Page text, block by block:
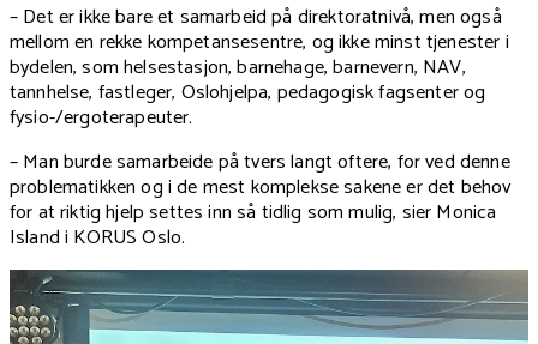
– Det er ikke bare et samarbeid på direktoratnivå, men også
mellom en rekke kompetansesentre, og ikke minst tjenester i
bydelen, som helsestasjon, barnehage, barnevern, NAV,
tannhelse, fastleger, Oslohjelpa, pedagogisk fagsenter og
fysio-/ergoterapeuter.
– Man burde samarbeide på tvers langt oftere, for ved denne
problematikken og i de mest komplekse sakene er det behov
for at riktig hjelp settes inn så tidlig som mulig, sier Monica
Island i KORUS Oslo.